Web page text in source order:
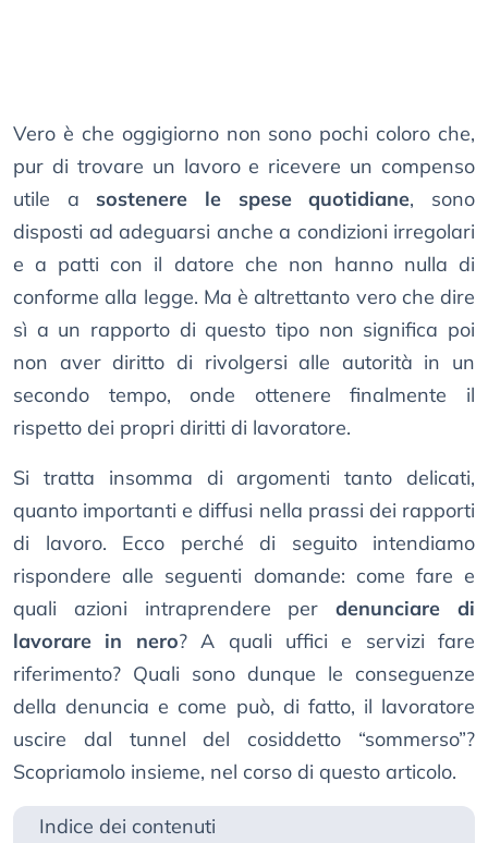
Vero è che oggigiorno non sono pochi coloro che,
pur di trovare un lavoro e ricevere un compenso
utile a sostenere le spese quotidiane, sono
disposti ad adeguarsi anche a condizioni irregolari
e a patti con il datore che non hanno nulla di
conforme alla legge. Ma è altrettanto vero che dire
sì a un rapporto di questo tipo non significa poi
non aver diritto di rivolgersi alle autorità in un
secondo tempo, onde ottenere finalmente il
rispetto dei propri diritti di lavoratore.
Si tratta insomma di argomenti tanto delicati,
quanto importanti e diffusi nella prassi dei rapporti
di lavoro. Ecco perché di seguito intendiamo
rispondere alle seguenti domande: come fare e
quali azioni intraprendere perdenunciare di
lavorare in nero? A quali uffici e servizi fare
riferimento? Quali sono dunque le conseguenze
della denuncia e come può, di fatto, il lavoratore
uscire dal tunnel del cosiddetto “sommerso”?
Scopriamolo insieme, nel corso di questo articolo.
Indice dei contenuti